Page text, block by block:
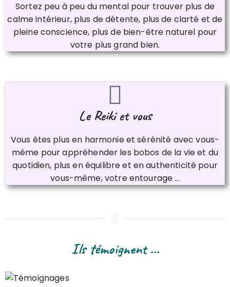
Sortez peu à peu du mental pour trouver plus de
calme intérieur, plus de détente, plus de clarté et de
pleine conscience, plus de bien-être naturel pour
votre plus grand bien.
Le Reiki et vous
Vous êtes plus en harmonie et sérénité avec vous-
même pour appréhender les bobos de la vie et du
quotidien, plus en équilibre et en authenticité pour
vous-même, votre entourage ...​​​​​​​
Ils témoignent ...